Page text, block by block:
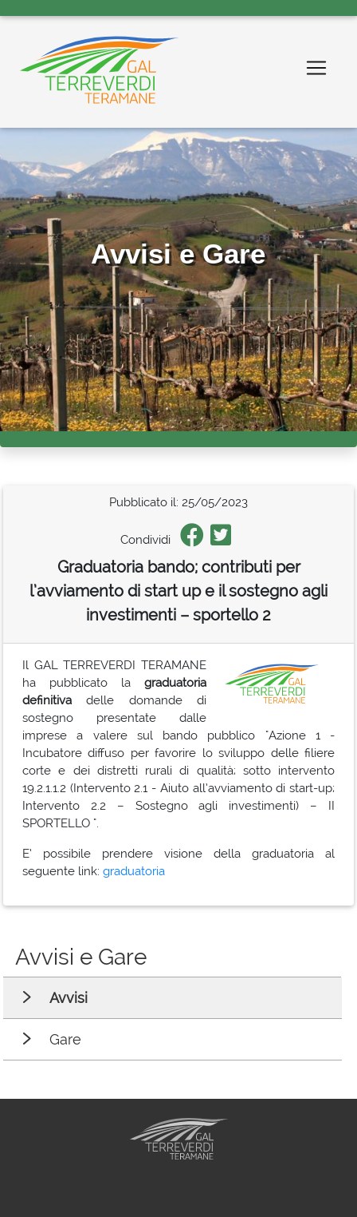
Avvisi e Gare
Pubblicato il: 25/05/2023
Condividi
Graduatoria bando; contributi per
l’avviamento di start up e il sostegno agli
investimenti – sportello 2
Il GAL TERREVERDI TERAMANE
ha pubblicato lagraduatoria
definitiva delle domande di
sostegno presentate dalle
imprese a valere sul bando pubblico "Azione 1 -
Incubatore diffuso per favorire lo sviluppo delle filiere
corte e dei distretti rurali di qualità; sotto intervento
19.2.1.1.2 (Intervento 2.1 - Aiuto all’avviamento di start-up;
Intervento 2.2 – Sostegno agli investimenti) – II
SPORTELLO ".
E’ possibile prendere visione della graduatoria al
seguente link: graduatoria
Avvisi e Gare
Avvisi
Gare